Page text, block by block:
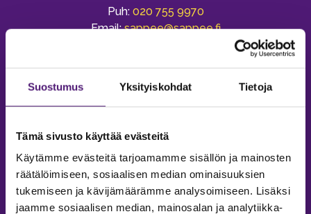
Suostumus Yksityiskohdat Tietoja
Tämä sivusto käyttää evästeitä
Käytämme evästeitä tarjoamamme sisällön ja mainosten
räätälöimiseen, sosiaalisen median ominaisuuksien
tukemiseen ja kävijämäärämme analysoimiseen. Lisäksi
jaamme sosiaalisen median, mainosalan ja analytiikka-
Puh: 020 755 9970
Email:sappee@sappee.fi